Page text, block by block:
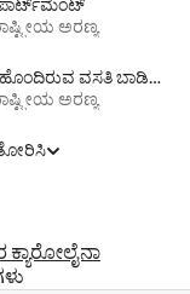
ಅರಣ್ಯ
ಬ್ರೇಕ್‍‍ಫಾಸ್ಟ್ ಹೊಂದಿರುವ ವಸತಿ ಬಾಡಿಗೆಗಳು
ಅರಣ್ಯ
ತೋರಿಸಿ
ಕ್ಯಾರೋಲೈನಾ